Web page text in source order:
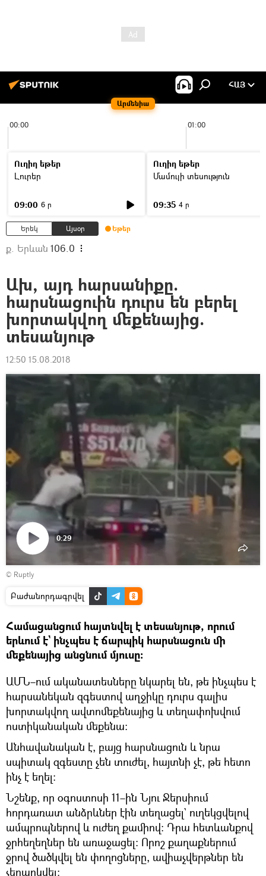
Արմենիա
ՀԱՅ
00:00 01:00
Ուղիղ եթեր
Լուրեր
09:00 6 ր
Ուղիղ եթեր
Մամուլի տեսություն
09:35 4 ր
Երեկ Այսօր Եթեր
ք. Երևան 106.0
Ախ, այդ հարսանիքը.
հարսնացուին դուրս են բերել
խորտակվող մեքենայից.
տեսանյութ
12:50 15.08.2018
տեսանյութը
0:29
© Ruptly
Բաժանորդագրվել
Համացանցում հայտնվել է տեսանյութ, որում
երևում է` ինչպես է ճարպիկ հարսնացուն մի
մեքենայից անցնում մյուսը։
ԱՄՆ–ում ականատեսները նկարել են, թե ինչպես է
հարսանեկան զգեստով աղջիկը դուրս գալիս
խորտակվող ավտոմեքենայից և տեղափոխվում
ոստիկանական մեքենա։
Անհավանական է, բայց հարսնացուն և նրա
սպիտակ զգեստը չեն տուժել, հայտնի չէ, թե հետո
ինչ է եղել։
Նշենք, որ օգոստոսի 11–ին Նյու Ջերսիում
հորդառատ անձրևներ էին տեղացել` ուղեկցվելով
ամպրոպներով և ուժեղ քամիով։ Դրա հետևանքով
ջրհեղեղներ են առաջացել։ Որոշ քաղաքներում
ջրով ծածկվել են փողոցները, ավիաչվերթներ են
չեղարկվել։